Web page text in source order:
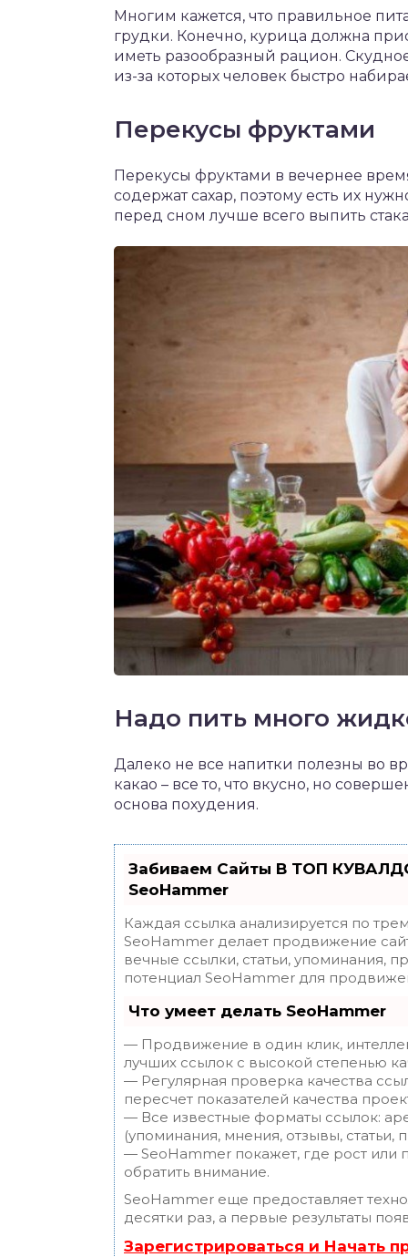
Многим кажется, что правильное
грудки. Конечно, курица должна
иметь разообразный рацион.
из-за которых человек быстро
Перекусы фруктами
Перекусы фруктами в вечернее
содержат сахар, поэтому есть их
перед сном лучше всего выпить
Надо пить много
Далеко не все напитки полезны во
какао – все то, что вкусно, но
основа похудения.
Забиваем Сайты В ТОП
SeoHammer
Каждая ссылка анализируется по
SeoHammer делает продвижение
вечные ссылки, статьи, упоминания,
потенциал SeoHammer для
Что умеет делать SeoHammer
— Продвижение в один клик,
лучших ссылок с высокой степенью
— Регулярная проверка качества
пересчет показателей качества
— Все известные форматы ссылок:
(упоминания, мнения, отзывы, статьи,
— SeoHammer покажет, где рост или
обратить внимание.
SeoHammer еще предоставляет
десятки раз, а первые результаты
Зарегистрироваться и Начать